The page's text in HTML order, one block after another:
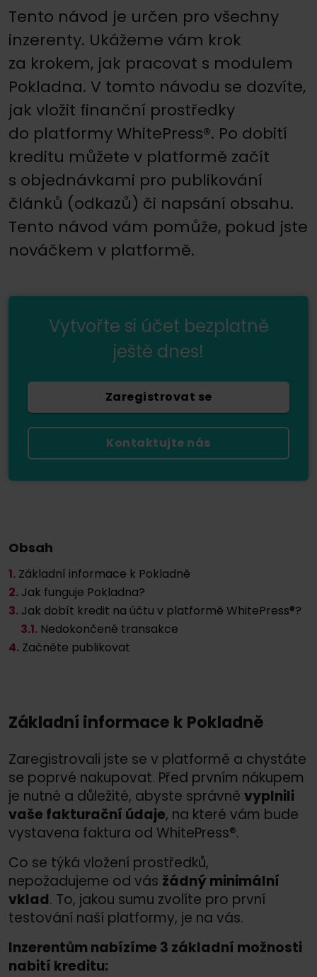
Tento návod je určen pro všechny
inzerenty. Ukážeme vám krok
za krokem, jak pracovat s modulem
Pokladna. V tomto návodu se dozvíte,
jak vložit finanční prostředky
do platformy WhitePress®. Po dobití
kreditu můžete v platformě začít
s objednávkami pro publikování
článků (odkazů) či napsání obsahu.
Tento návod vám pomůže, pokud jste
nováčkem v platformě.
Vytvořte si účet bezplatně
ještě dnes!
Zaregistrovat se
Kontaktujte nás
Obsah
1. Základní informace k Pokladně
2. Jak funguje Pokladna?
3. Jak dobít kredit na účtu v platformě WhitePress®?
3.1. Nedokončené transakce
4. Začněte publikovat
Základní informace k Pokladně
Zaregistrovali jste se v platformě a chystáte
se poprvé nakupovat. Před prvním nákupem
je nutné a důležité, abyste správně vyplnili
vaše fakturační údaje, na které vám bude
vystavena faktura od WhitePress®.
Co se týká vložení prostředků,
nepožadujeme od vás žádný minimální
vklad. To, jakou sumu zvolíte pro první
testování naší platformy, je na vás.
Inzerentům nabízíme 3 základní možnosti
nabití kreditu: